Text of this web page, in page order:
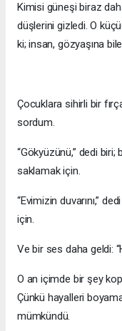
Kimisi güneşi biraz
düşlerini gizledi. O
ki; insan, gözyaşına
Çocuklara sihirli bir
sordum.
“Gökyüzünü,” dedi
saklamak için.
“Evimizin duvarını,”
için.
Ve bir ses daha geldi:
O an içimde bir şey
Çünkü hayalleri
mümkündü.